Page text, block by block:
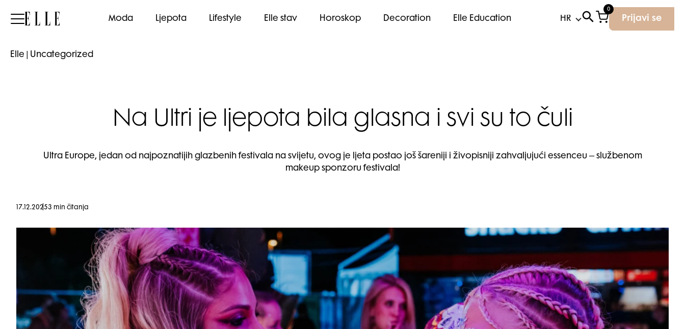
Elle Moda Ljepota Lifestyle Elle stav Horoskop Decoration Elle Education
0
Prijavi se
Elle Uncategorized
Na Ultri je ljepota bila glasna i svi su to čuli
Ultra Europe, jedan od najpoznatijih glazbenih festivala na svijetu, ovog je ljeta postao još šareniji i živopisniji zahvaljujući essenceu – službenom
makeup sponzoru festivala!
17.12.20253 min čitanja